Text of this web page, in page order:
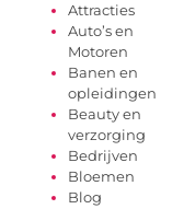
Attracties
Auto’s en
Motoren
Banen en
opleidingen
Beauty en
verzorging
Bedrijven
Bloemen
Blog